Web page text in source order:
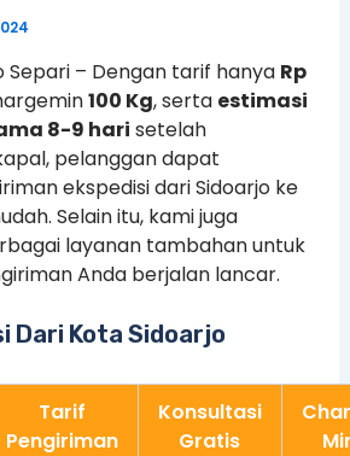
Separi – Dengan tarif hanya Rp
100 Kg, serta estimasi
8-9 hari setelah
pelanggan dapat
ekspedisi dari Sidoarjo ke
Selain itu, kami juga
layanan tambahan untuk
Anda berjalan lancar.
Dari Kota Sidoarjo
Tarif
Pengiriman
Konsultasi
Gratis